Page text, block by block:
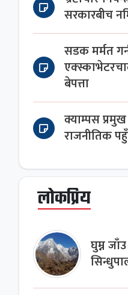
सरकारबीच
सडक मर्मत
बेपत्ता
क्याम्पस
राजनीतिक
लोकप्रिय
घुम्न